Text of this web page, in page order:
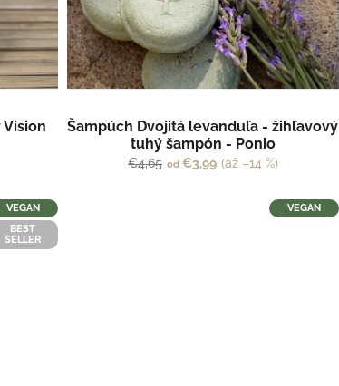
Šampúch Dvojitá levanduľa - žihľavový
tuhý šampón - Ponio
€4,65 od€3,99 (až –14 %)
VEGAN
BEST
SELLER
VEGAN